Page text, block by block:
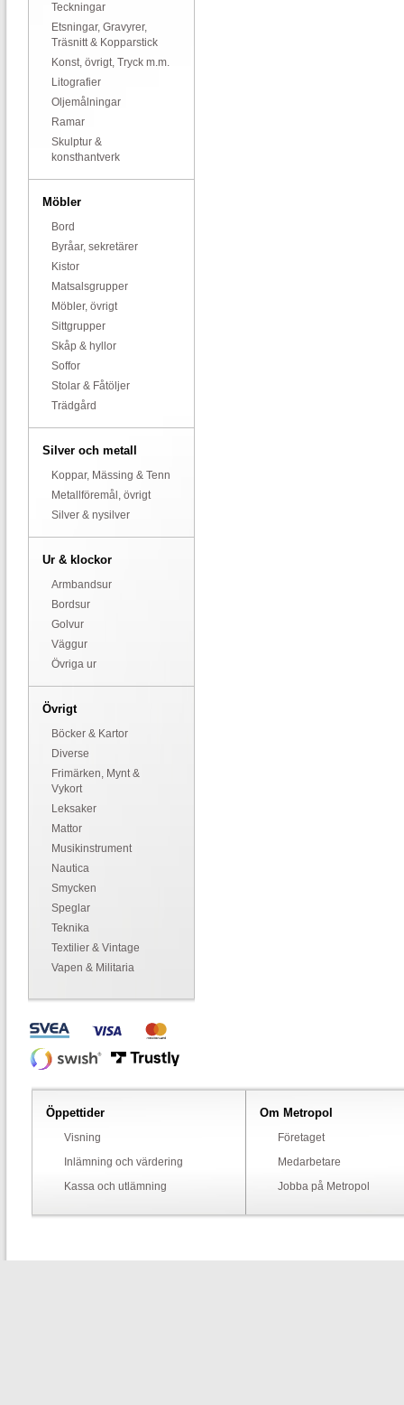
Teckningar
Etsningar, Gravyrer,
Träsnitt & Kopparstick
Konst, övrigt, Tryck m.m.
Litografier
Oljemålningar
Ramar
Skulptur &
konsthantverk
Möbler
Bord
Byråar, sekretärer
Kistor
Matsalsgrupper
Möbler, övrigt
Sittgrupper
Skåp & hyllor
Soffor
Stolar & Fåtöljer
Trädgård
Silver och metall
Koppar, Mässing & Tenn
Metallföremål, övrigt
Silver & nysilver
Ur & klockor
Armbandsur
Bordsur
Golvur
Väggur
Övriga ur
Övrigt
Böcker & Kartor
Diverse
Frimärken, Mynt &
Vykort
Leksaker
Mattor
Musikinstrument
Nautica
Smycken
Speglar
Teknika
Textilier & Vintage
Vapen & Militaria
Öppettider
Visning
Inlämning och värdering
Kassa och utlämning
Om Metropol
Företaget
Medarbetare
Jobba på Metropol